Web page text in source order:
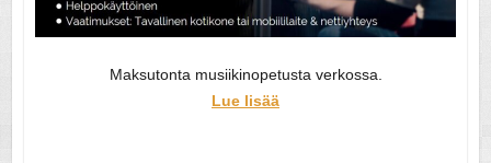
Maksutonta musiikinopetusta verkossa.
Lue lisää